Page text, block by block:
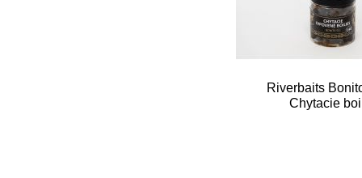
Riverbaits
Chytacie